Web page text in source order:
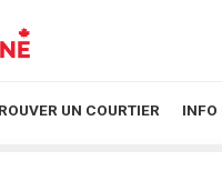
UN COURTIER INFO